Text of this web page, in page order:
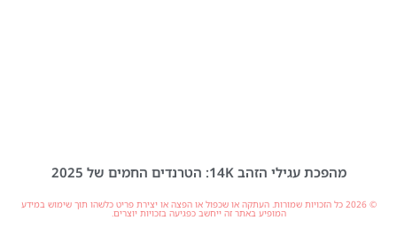
מהפכת עגילי הזהב 14K: הטרנדים החמים של 2025
© 2026 כל הזכויות שמורות. העתקה או שכפול או הפצה או יצירת פריט כלשהו תוך שימוש במידע
המופיע באתר זה ייחשב כפגיעה בזכויות יוצרים.